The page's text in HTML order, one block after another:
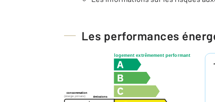
Les performances
logement extrêmement performant
consommation
émissions
(énergie primaire)
*